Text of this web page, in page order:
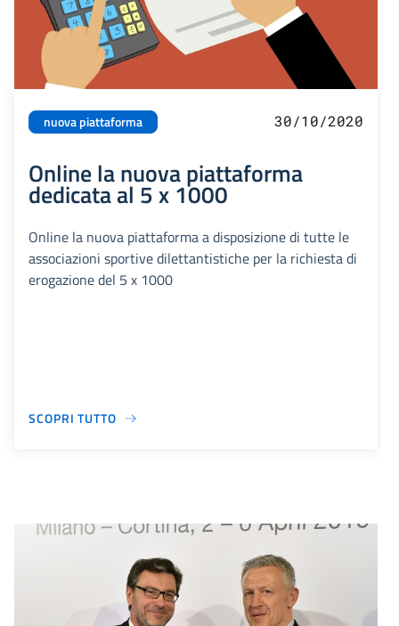
nuova piattaforma 30/10/2020
Online la nuova piattaforma
dedicata al 5 x 1000
Online la nuova piattaforma a disposizione di tutte le
associazioni sportive dilettantistiche per la richiesta di
erogazione del 5 x 1000
SCOPRI TUTTO